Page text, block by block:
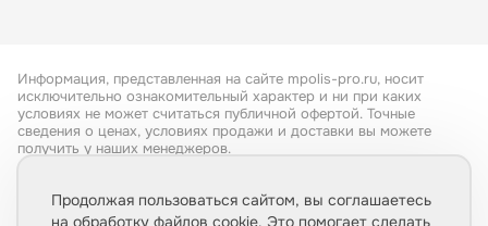
Информация, представленная на сайте mpolis-pro.ru, носит
исключительно ознакомительный характер и ни при каких
условиях не может считаться публичной офертой. Точные
сведения о ценах, условиях продажи и доставки вы можете
получить у наших менеджеров.
Продолжая пользоваться сайтом, вы соглашаетесь
на обработку файлов cookie. Это помогает сделать